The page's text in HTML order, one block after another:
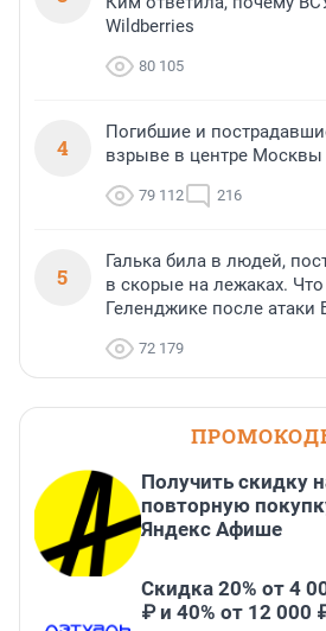
Wildberries
80 105
4
Погибшие и
взрыве в центре Москвы
79 112 216
5
Галька била в людей,
в скорые на лежаках.
Геленджике после
72 179
Получить скидку
повторную
Яндекс Афише
Скидка 20% от 4
₽ и 40% от 12 000